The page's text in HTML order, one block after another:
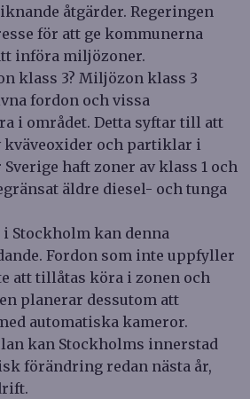
åtgärder. Regeringen
för att ge kommunerna
införa miljözoner.
klass 3? Miljözon klass 3
fordon och vissa
i området. Detta syftar till att
kväveoxider och partiklar i
haft zoner av klass 1 och
äldre diesel- och tunga
Stockholm kan denna
Fordon som inte uppfyller
att tillåtas köra i zonen och
planerar dessutom att
automatiska kameror.
kan Stockholms innerstad
förändring redan nästa år,